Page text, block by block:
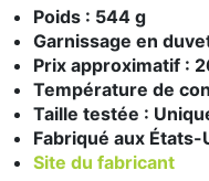
Poids : 544 g
Garnissage en
Prix approximatif :
Température de
Taille testée :
Fabriqué aux États-
Site du fabricant